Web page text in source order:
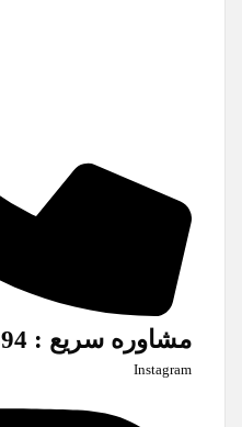
مشاوره سریع : 09125453894
Instagram